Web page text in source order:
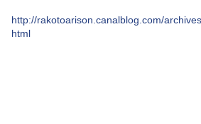
http://rakotoarison.canalblog.com/
html